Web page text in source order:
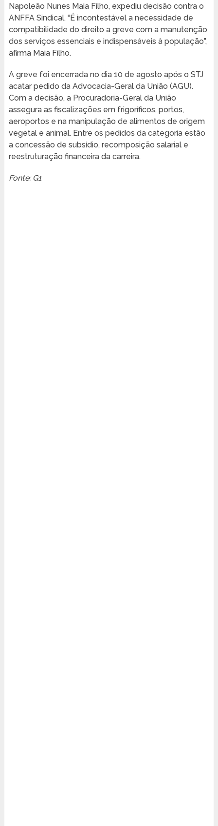
Napoleão Nunes Maia Filho, expediu decisão contra o
ANFFA Sindical. “É incontestável a necessidade de
compatibilidade do direito a greve com a manutenção
dos serviços essenciais e indispensáveis à população”,
afirma Maia Filho.
A greve foi encerrada no dia 10 de agosto após o STJ
acatar pedido da Advocacia-Geral da União (AGU).
Com a decisão, a Procuradoria-Geral da União
assegura as fiscalizações em frigoríficos, portos,
aeroportos e na manipulação de alimentos de origem
vegetal e animal. Entre os pedidos da categoria estão
a concessão de subsídio, recomposição salarial e
reestruturação financeira da carreira.
Fonte: G1